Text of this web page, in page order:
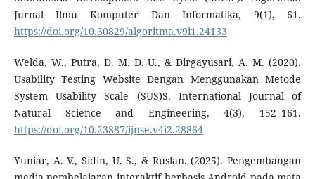
Jurnal Ilmu Komputer Dan Informatika, 9(1), 61.
https://doi.org/10.30829/algoritma.v9i1.24133
Welda, W., Putra, D. M. D. U., & Dirgayusari, A. M. (2020).
Usability Testing Website Dengan Menggunakan Metode
System Usability Scale (SUS)S. International Journal of
Natural Science and Engineering, 4(3), 152–161.
https://doi.org/10.23887/ijnse.v4i2.28864
Yuniar, A. V., Sidin, U. S., & Ruslan. (2025). Pengembangan